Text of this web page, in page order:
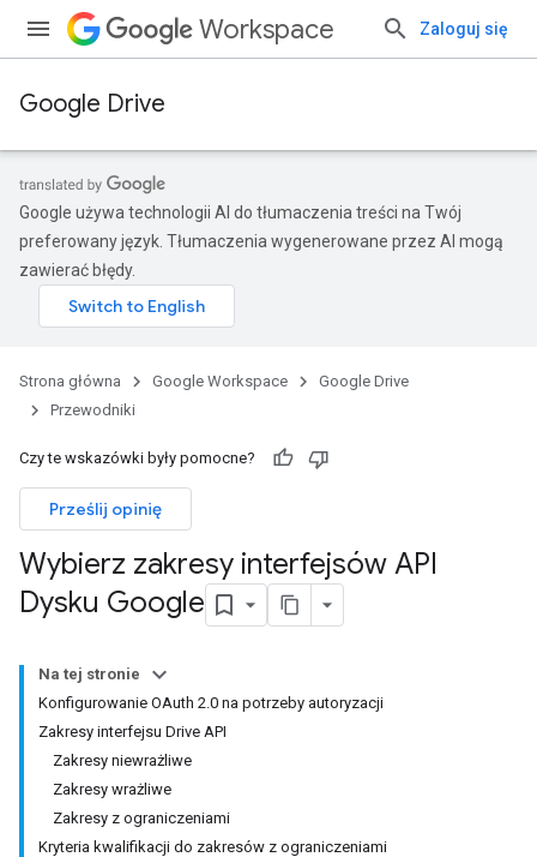
Workspace Zaloguj się
Google Drive
Google używa technologii AI do tłumaczenia treści na Twój
preferowany język. Tłumaczenia wygenerowane przez AI mogą
zawierać błędy.
Strona główna Google Workspace
Google Drive
Przewodniki
Czy te wskazówki były pomocne?
Prześlij opinię
Wybierz zakresy interfejsów API
Dysku Google
Na tej stronie
Konfigurowanie OAuth 2.0 na potrzeby autoryzacji
Zakresy interfejsu Drive API
Zakresy niewrażliwe
Zakresy wrażliwe
Zakresy z ograniczeniami
Kryteria kwalifikacji do zakresów z ograniczeniami